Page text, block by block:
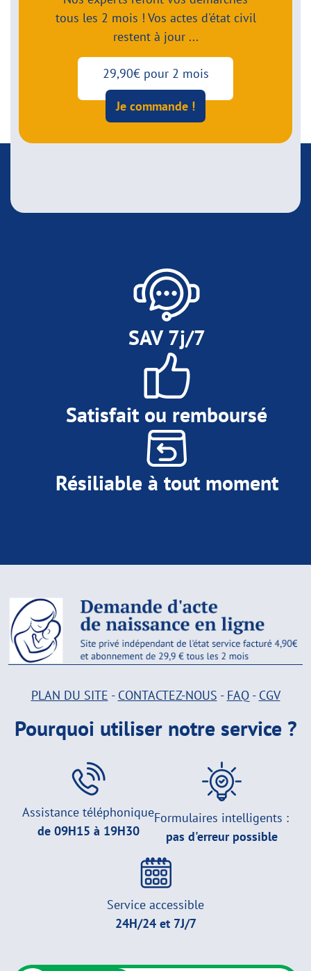
tous les 2 mois ! Vos actes d'état civil
restent à jour ...
29,90€ pour 2 mois
Je commande !
SAV 7j/7
Satisfait ou remboursé
Résiliable à tout moment
PLAN DU SITE - CONTACTEZ-NOUS - FAQ- CGV
Pourquoi utiliser notre service ?
Assistance téléphonique
de 09H15 à 19H30
Formulaires intelligents :
pas d'erreur possible
Service accessible
24H/24 et 7J/7